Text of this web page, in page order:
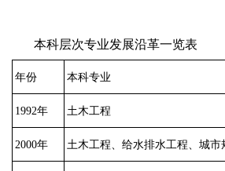
本科层次专业发展沿革一览表
年份 本科专业
1992年 土木工程
2000年 土木工程、给水排水工程、城市